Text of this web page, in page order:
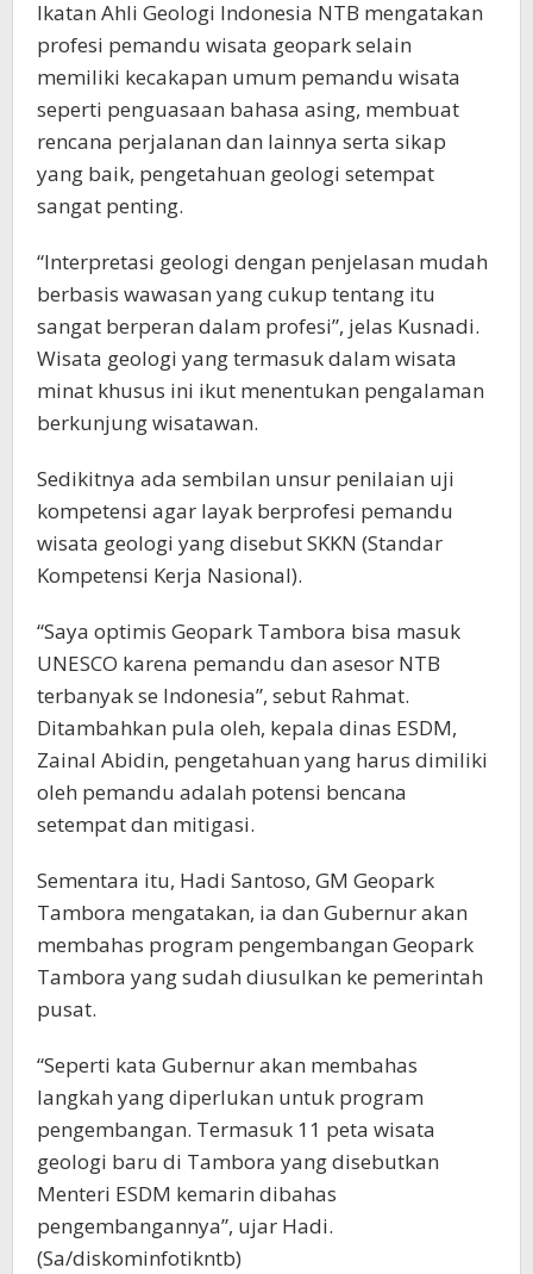
Ikatan Ahli Geologi Indonesia NTB mengatakan
profesi pemandu wisata geopark selain
memiliki kecakapan umum pemandu wisata
seperti penguasaan bahasa asing, membuat
rencana perjalanan dan lainnya serta sikap
yang baik, pengetahuan geologi setempat
sangat penting.
“Interpretasi geologi dengan penjelasan mudah
berbasis wawasan yang cukup tentang itu
sangat berperan dalam profesi”, jelas Kusnadi.
Wisata geologi yang termasuk dalam wisata
minat khusus ini ikut menentukan pengalaman
berkunjung wisatawan.
Sedikitnya ada sembilan unsur penilaian uji
kompetensi agar layak berprofesi pemandu
wisata geologi yang disebut SKKN (Standar
Kompetensi Kerja Nasional).
“Saya optimis Geopark Tambora bisa masuk
UNESCO karena pemandu dan asesor NTB
terbanyak se Indonesia”, sebut Rahmat.
Ditambahkan pula oleh, kepala dinas ESDM,
Zainal Abidin, pengetahuan yang harus dimiliki
oleh pemandu adalah potensi bencana
setempat dan mitigasi.
Sementara itu, Hadi Santoso, GM Geopark
Tambora mengatakan, ia dan Gubernur akan
membahas program pengembangan Geopark
Tambora yang sudah diusulkan ke pemerintah
pusat.
“Seperti kata Gubernur akan membahas
langkah yang diperlukan untuk program
pengembangan. Termasuk 11 peta wisata
geologi baru di Tambora yang disebutkan
Menteri ESDM kemarin dibahas
pengembangannya”, ujar Hadi.
(Sa/diskominfotikntb)